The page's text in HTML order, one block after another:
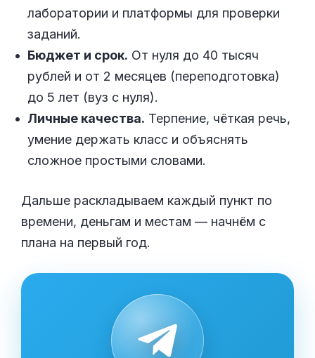
лаборатории и платформы для проверки
заданий.
Бюджет и срок. От нуля до 40 тысяч
рублей и от 2 месяцев (переподготовка)
до 5 лет (вуз с нуля).
Личные качества. Терпение, чёткая речь,
умение держать класс и объяснять
сложное простыми словами.
Дальше раскладываем каждый пункт по
времени, деньгам и местам — начнём с
плана на первый год.